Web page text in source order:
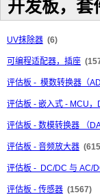
开发板，套
UV抹除器 (6)
可编程适配器，插座
评估板 - 模数转换器（
评估板 - 嵌入式 - MCU，
评估板 - 数模转换器 （
评估板 - 音频放大器
评估板 - DC/DC 与 AC/
评估板 - 传感器 (1567)